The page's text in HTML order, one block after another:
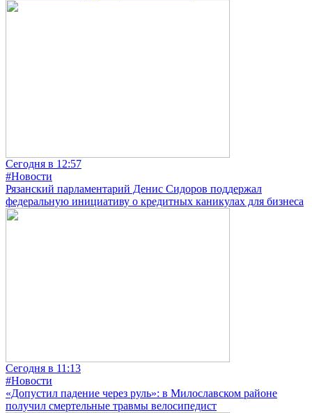
Сегодня в 12:57
#Новости
Рязанский парламентарий Денис Сидоров поддержал
федеральную инициативу о кредитных каникулах для бизнеса
Сегодня в 11:13
#Новости
«Допустил падение через руль»: в Милославском районе
получил смертельные травмы велосипедист